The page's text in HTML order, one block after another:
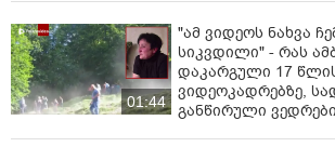
ვილაპარაკოთ იმაზე, რომ სრული
გვაქვს რეჟიმთან? და არ აკრძალვის
დონეზე: რომც არ ავეკრძალეთ, მაინც არ
მონაწილეობას, მაინც არ ვიზამდით
01:44
"ამ ვიდეოს ნახვა
სიკვდილი" - რას
დაკარგული 17
ვიდეოკადრებზე,
განწირული